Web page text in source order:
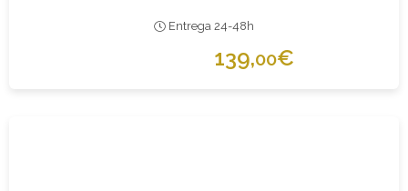
Entrega 24-48h
139,00€